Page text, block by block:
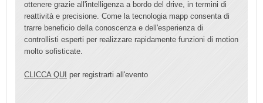
ottenere grazie all'intelligenza a bordo del drive, in termini di
reattività e precisione. Come la tecnologia mapp consenta di
trarre beneficio della conoscenza e dell'esperienza di
controllisti esperti per realizzare rapidamente funzioni di motion
molto sofisticate.
CLICCA QUI per registrarti all'evento